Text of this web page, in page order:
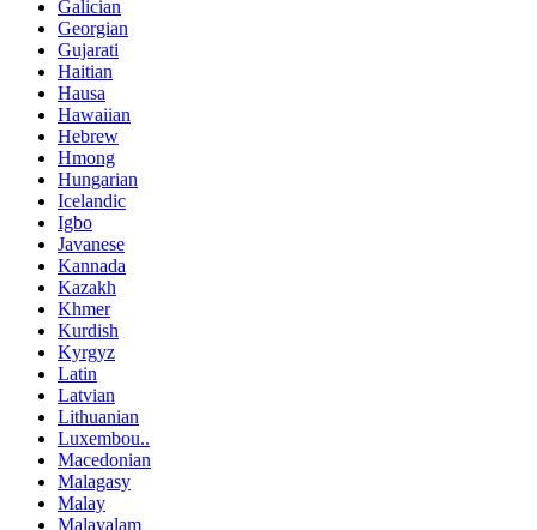
Galician
Georgian
Gujarati
Haitian
Hausa
Hawaiian
Hebrew
Hmong
Hungarian
Icelandic
Igbo
Javanese
Kannada
Kazakh
Khmer
Kurdish
Kyrgyz
Latin
Latvian
Lithuanian
Luxembou..
Macedonian
Malagasy
Malay
Malayalam